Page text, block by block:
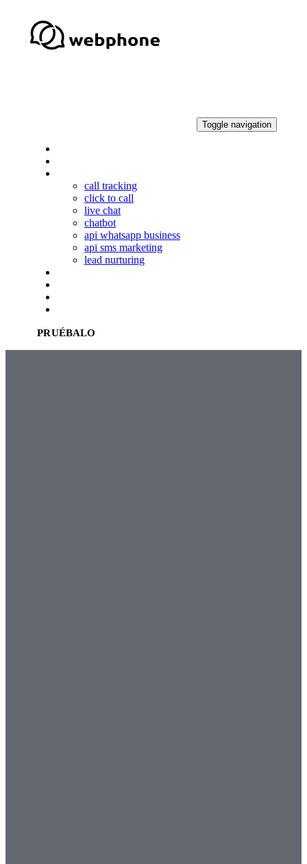
primary
navigation
Toggle navigation
call tracking
click to call
live chat
chatbot
api whatsapp business
api sms marketing
lead nurturing
PRUÉBALO